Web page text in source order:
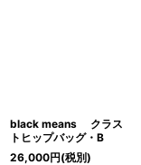
black means クラス
トヒップバッグ・B
26,000円(税別)